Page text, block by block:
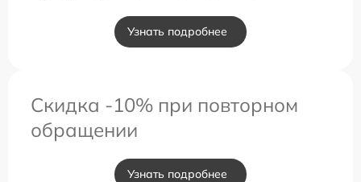
Узнать подробнее
Скидка -10% при повторном
обращении
Узнать подробнее